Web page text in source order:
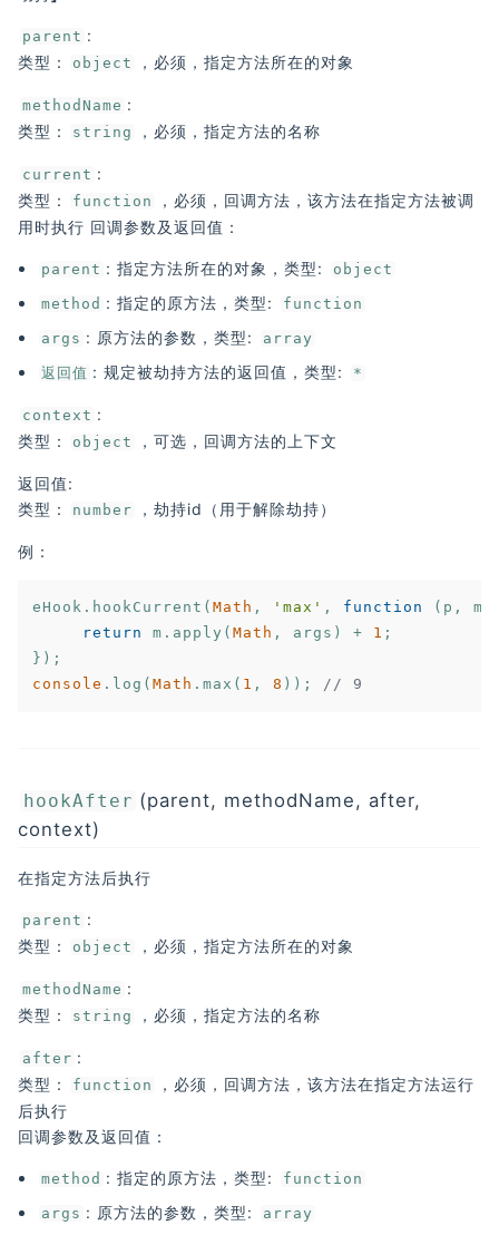
parent :
类型：
object ，必须，指定方法所在的对象
methodName :
类型：
string ，必须，指定方法的名称
current :
类型：
function
，必须，回调方法，该方法在指定方法被调
用时执行 回调参数及返回值：
parent : 指定方法所在的对象，类型: object
method : 指定的原方法，类型: function
args : 原方法的参数，类型: array
返回值 : 规定被劫持方法的返回值，类型: *
context :
类型：
object ，可选，回调方法的上下文
返回值:
类型：
number ，劫持id（用于解除劫持）
例：
eHook.hookCurrent(Math , 'max' , function ( p, m,
return
m.apply(Math , args) + 1 ;
console .log(Math .max( 1 , 8 )); // 9
hookAfter (parent, methodName, after,
context)
在指定方法后执行
parent :
类型：
object ，必须，指定方法所在的对象
methodName :
类型：
string ，必须，指定方法的名称
after :
类型：
function
，必须，回调方法，该方法在指定方法运行
后执行
回调参数及返回值：
method : 指定的原方法，类型: function
args : 原方法的参数，类型: array